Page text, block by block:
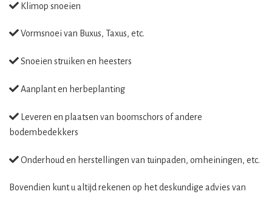
Klimop snoeien
Vormsnoei van Buxus, Taxus, etc.
Snoeien struiken en heesters
Aanplant en herbeplanting
Leveren en plaatsen van boomschors of andere
bodembedekkers
Onderhoud en herstellingen van tuinpaden, omheiningen, etc.
Bovendien kunt u altijd rekenen op het deskundige advies van